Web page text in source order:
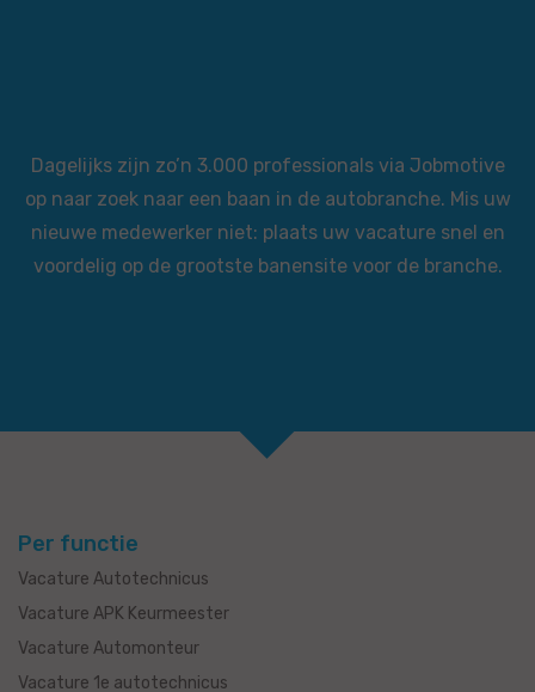
Dagelijks zijn zo’n 3.000 professionals via Jobmotive
op naar zoek naar een baan in de autobranche. Mis uw
nieuwe medewerker niet: plaats uw vacature snel en
voordelig op de grootste banensite voor de branche.
Per functie
Vacature Autotechnicus
Vacature APK Keurmeester
Vacature Automonteur
Vacature 1e autotechnicus